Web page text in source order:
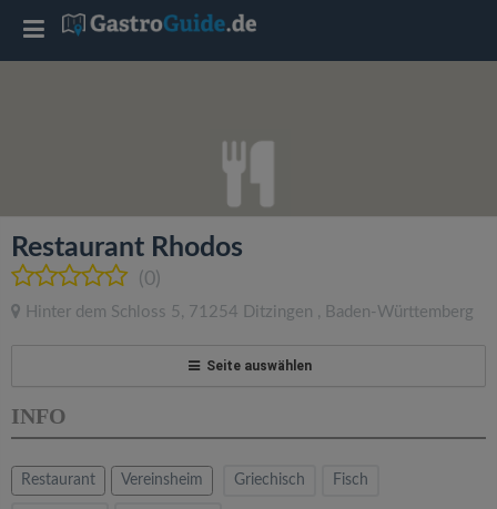
Restaurant Rhodos
(0)
Hinter dem Schloss 5 , 71254 Ditzingen , Baden-Württemberg
Seite auswählen
INFO
Restaurant Vereinsheim Griechisch Fisch
T
l
e
a
v